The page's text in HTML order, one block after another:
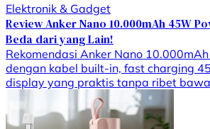
Elektronik & Gadget
Review Anker Nano 10.000mAh 45W
Beda dari yang Lain!
Rekomendasi Anker Nano
dengan kabel built-in, fast charging
display yang praktis tanpa ribet